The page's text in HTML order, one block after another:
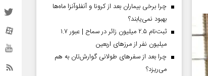
چرا برخی بیماران بعد از کرونا و آنفلوآنزا ماه‌ها
بهبود نمی‌یابند؟
ثبت‌نام ۲.۵ میلیون زائر در سماح | عبور ۱.۷
میلیون نفر از مرز‌های اربعین
چرا بعد از سفرهای طولانی گوارش‌تان به هم
می‌ریزد؟